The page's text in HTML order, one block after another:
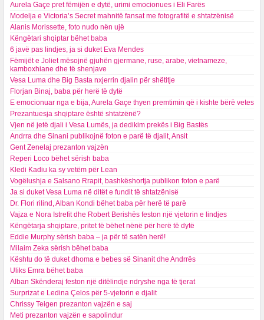
Aurela Gaçe pret fëmijën e dytë, urimi emocionues i Eli Farës
Modelja e Victoria’s Secret mahnitë fansat me fotografitë e shtatzënisë
Alanis Morissette, foto nudo nën ujë
Këngëtari shqiptar bëhet baba
6 javë pas lindjes, ja si duket Eva Mendes
Fëmijët e Joliet mësojnë gjuhën gjermane, ruse, arabe, vietnameze,
kamboxhiane dhe të shenjave
Vesa Luma dhe Big Basta nxjerrin djalin për shëtitje
Florjan Binaj, baba për herë të dytë
E emocionuar nga e bija, Aurela Gaçe thyen premtimin që i kishte bërë vetes
Prezantuesja shqiptare është shtatzënë?
Vjen në jetë djali i Vesa Lumës, ja dedikim prekës i Big Bastës
Andrra dhe Sinani publikojnë foton e parë të djalit, Ansit
Gent Zenelaj prezanton vajzën
Reperi Loco bëhet sërish baba
Kledi Kadiu ka sy vetëm për Lean
Vogëlushja e Salsano Rrapit, bashkëshortja publikon foton e parë
Ja si duket Vesa Luma në ditët e fundit të shtatzënisë
Dr. Flori rilind, Alban Kondi bëhet baba për herë të parë
Vajza e Nora Istrefit dhe Robert Berishës feston një vjetorin e lindjes
Këngëtarja shqiptare, pritet të bëhet nënë për herë të dytë
Eddie Murphy sërish baba – ja për të satën herë!
Milaim Zeka sërish bëhet baba
Kështu do të duket dhoma e bebes së Sinanit dhe Andrrës
Uliks Emra bëhet baba
Alban Skënderaj feston një ditëlindje ndryshe nga të tjerat
Surprizat e Ledina Çelos për 5-vjetorin e djalit
Chrissy Teigen prezanton vajzën e saj
Meti prezanton vajzën e sapolindur